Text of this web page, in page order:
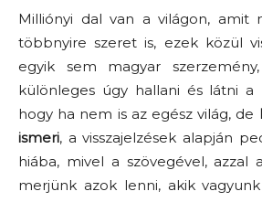
Milliónyi dal van a világon, amit
többnyire szeret is, ezek közül
egyik sem magyar
különleges úgy hallani és látni a
hogy ha nem is az egész világ, de
ismeri, a visszajelzések alapján
hiába, mivel a szövegével, azzal
merjünk azok lenni, akik